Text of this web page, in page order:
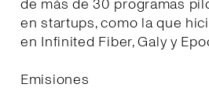
de más de 30 programas
en startups, como la que
en Infinited Fiber, Galy y
Emisiones